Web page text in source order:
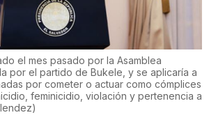
el mes pasado por la Asamblea
por el partido de Bukele, y se aplicaría a
por cometer o actuar como cómplices
feminicidio, violación y pertenencia a
)